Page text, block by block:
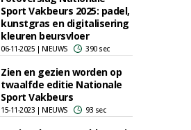
Sport Vakbeurs 2025: padel,
kunstgras en digitalisering
kleuren beursvloer
06-11-2025 | NIEUWS 390 sec
Zien en gezien worden op
twaalfde editie Nationale
Sport Vakbeurs
15-11-2023 | NIEUWS 93 sec